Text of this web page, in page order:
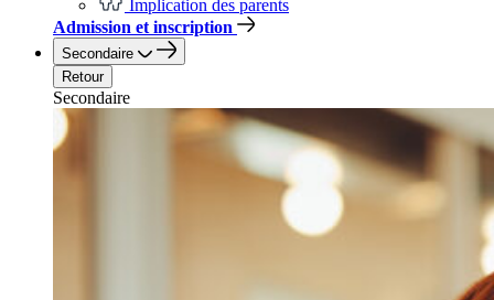
Implication des parents
Admission et inscription
Secondaire
Retour
Secondaire